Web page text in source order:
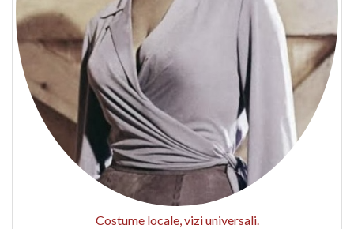
Costume locale, vizi universali.